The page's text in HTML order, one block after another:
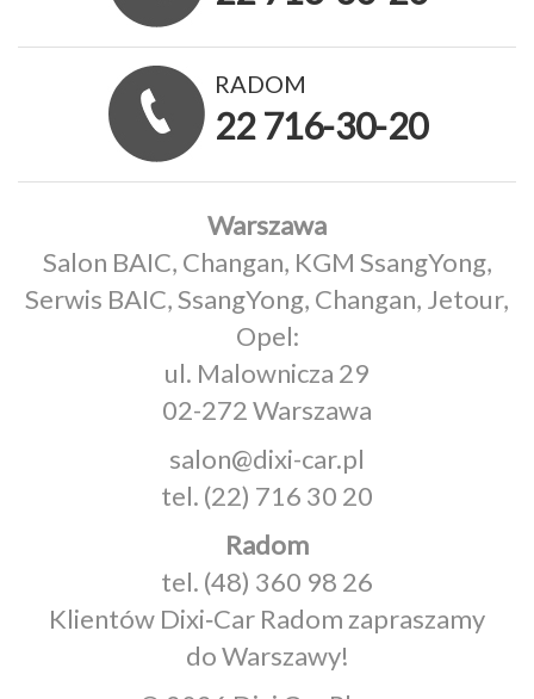
RADOM
22 716-30-20
Warszawa
Salon BAIC, Changan, KGM SsangYong,
Serwis BAIC, SsangYong, Changan, Jetour,
Opel:
ul. Malownicza 29
02-272 Warszawa
salon@dixi-car.pl
tel. (22) 716 30 20
Radom
tel. (48) 360 98 26
Klientów Dixi‑Car Radom zapraszamy
do Warszawy!